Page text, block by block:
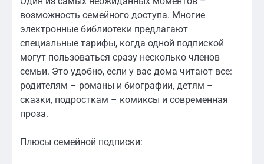
возможность семейного доступа. Многие
электронные библиотеки предлагают
специальные тарифы, когда одной подпиской
могут пользоваться сразу несколько членов
семьи. Это удобно, если у вас дома читают все:
родителям – романы и биографии, детям –
сказки, подросткам – комиксы и современная
проза.
Плюсы семейной подписки: